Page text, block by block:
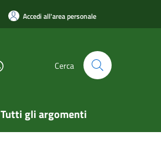
Accedi all'area personale
Cerca
Tutti gli argomenti